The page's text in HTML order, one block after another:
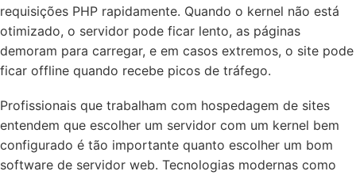
requisições PHP rapidamente. Quando o kernel não está
otimizado, o servidor pode ficar lento, as páginas
demoram para carregar, e em casos extremos, o site pode
ficar offline quando recebe picos de tráfego.
Profissionais que trabalham com hospedagem de sites
entendem que escolher um servidor com um kernel bem
configurado é tão importante quanto escolher um bom
software de servidor web. Tecnologias modernas como